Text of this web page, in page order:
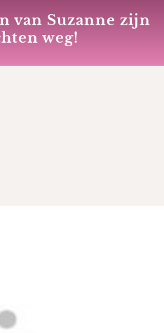
van Suzanne zijn
weg!